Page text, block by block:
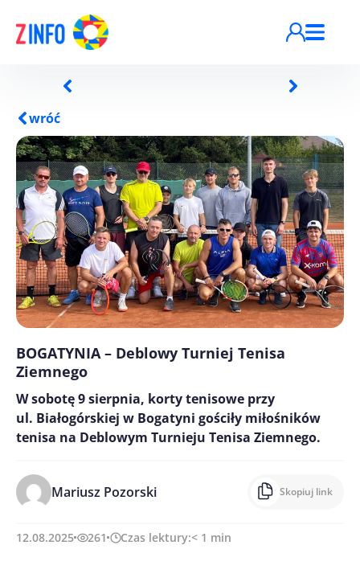
wróć
BOGATYNIA – Deblowy Turniej Tenisa
Ziemnego
W sobotę 9 sierpnia, korty tenisowe przy
ul. Białogórskiej w Bogatyni gościły miłośników
tenisa na Deblowym Turnieju Tenisa Ziemnego.
Mariusz Pozorski Skopiuj link
12.08.2025 261 Czas lektury:< 1 min